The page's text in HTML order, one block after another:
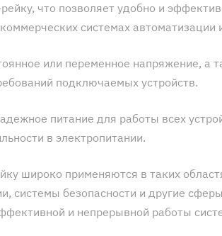
что позволяет удобно и
системах автоматизации
или переменное напряжение, а
подключаемых устройств.
питание для работы всех
в электропитании.
широко применяются в таких
системы безопасности и другие
и непрерывной работы